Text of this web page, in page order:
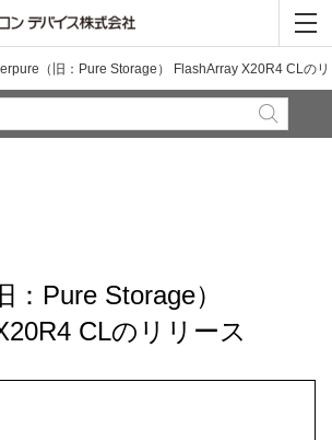
（旧：Pure Storage） FlashArray X20R4 CLの
：Pure Storage）
CLのリリース